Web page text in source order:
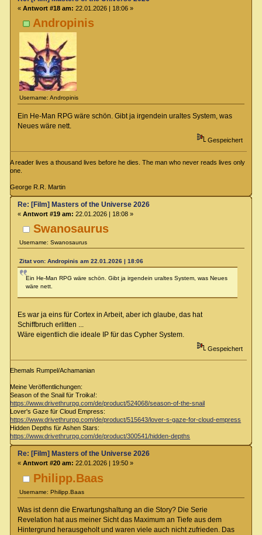
Andropinis
Username: Andropinis
« Antwort #18 am: 22.01.2026 | 18:06 »
Ein He-Man RPG wäre schön. Gibt ja irgendein uraltes System, was
Neues wäre nett.
Gespeichert
A reader lives a thousand lives before he dies. The man who never reads lives only
one.
George R.R. Martin
Swanosaurus
Username: Swanosaurus
Re: [Film] Masters of the Universe 2026
« Antwort #19 am: 22.01.2026 | 18:08 »
Zitat von: Andropinis am 22.01.2026 | 18:06
Ein He-Man RPG wäre schön. Gibt ja irgendein uraltes System, was Neues
wäre nett.
Es war ja eins für Cortex in Arbeit, aber ich glaube, das hat
Schiffbruch erlitten ...
Wäre eigentlich die ideale IP für das Cypher System.
Gespeichert
Ehemals Rumpel/Achamanian
Meine Veröffentlichungen:
Season of the Snail für Troika!:
https://www.drivethrurpg.com/de/product/524068/season-of-the-snail
Lover's Gaze für Cloud Empress:
https://www.drivethrurpg.com/de/product/515643/lover-s-gaze-for-cloud-empress
Hidden Depths für Ashen Stars:
https://www.drivethrurpg.com/de/product/300541/hidden-depths
Philipp.Baas
Username: Philipp.Baas
Re: [Film] Masters of the Universe 2026
« Antwort #20 am: 22.01.2026 | 19:50 »
Was ist denn die Erwartungshaltung an die Story? Die Serie
Revelation hat aus meiner Sicht das Maximum an Tiefe aus dem
Hintergrund herausgeholt und waren viele auch nicht zufrieden. Das